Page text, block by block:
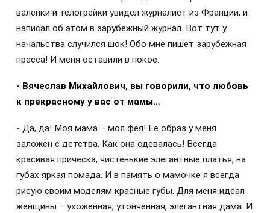
валенки и телогрейки увидел журналист из Франции, и
написал об этом в зарубежный журнал. Вот тут у
начальства случился шок! Обо мне пишет зарубежная
пресса! И меня оставили в покое.
- Вячеслав Михайлович, вы говорили, что любовь
к прекрасному у вас от мамы…
- Да, да! Моя мама – моя фея! Ее образ у меня
заложен с детства. Как она одевалась! Всегда
красивая прическа, чистенькие элегантные платья, на
губах яркая помада. И в память о мамочке я всегда
рисую своим моделям красные губы. Для меня идеал
женщины – ухоженная, утонченная, элегантная дама. И